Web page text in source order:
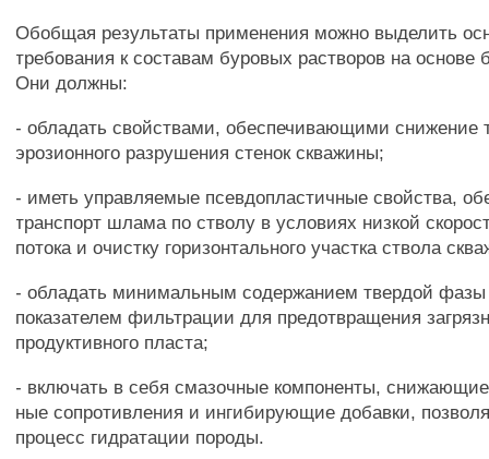
Обобщая результаты применения можно выделить
требования к составам буровых растворов на основе
Они должны:
- обладать свойствами, обеспечивающими снижение
эрозионного разрушения стенок скважины;
- иметь управляемые псевдопластичные свойства,
транспорт шлама по стволу в условиях низкой
потока и очистку горизонтального участка ствола
- обладать минимальным содержанием твердой
показателем фильтрации для предотвращения
продуктивного пласта;
- включать в себя смазочные компоненты,
ные сопротивления и ингибирующие добавки,
процесс гидратации породы.